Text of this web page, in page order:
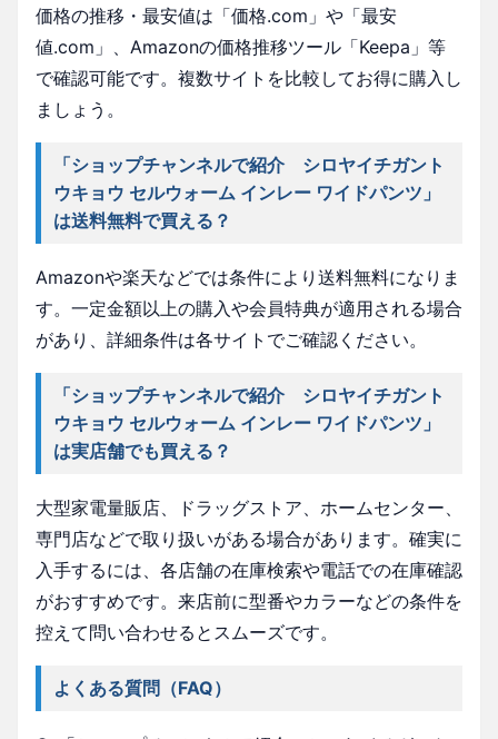
価格の推移・最安値は「価格.com」や「最安
値.com」、Amazonの価格推移ツール「Keepa」等
で確認可能です。複数サイトを比較してお得に購入し
ましょう。
「ショップチャンネルで紹介 シロヤイチガント
ウキョウ セルウォーム インレー ワイドパンツ」
は送料無料で買える？
Amazonや楽天などでは条件により送料無料になりま
す。一定金額以上の購入や会員特典が適用される場合
があり、詳細条件は各サイトでご確認ください。
「ショップチャンネルで紹介 シロヤイチガント
ウキョウ セルウォーム インレー ワイドパンツ」
は実店舗でも買える？
大型家電量販店、ドラッグストア、ホームセンター、
専門店などで取り扱いがある場合があります。確実に
入手するには、各店舗の在庫検索や電話での在庫確認
がおすすめです。来店前に型番やカラーなどの条件を
控えて問い合わせるとスムーズです。
よくある質問（FAQ）